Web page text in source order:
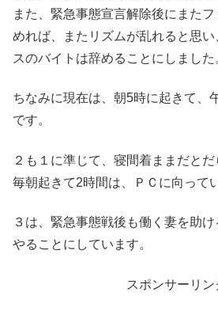
また、緊急事態宣言解除後にまた
めれば、またリズムが乱れると思
スのバイトは辞めることにしました
ちなみに現在は、朝5時に起きて、
です。
２も１に準じて、寝間着ままだとだ
毎朝起きて2時間は、ＰＣに向って
３は、緊急事態戦後も働く妻を助
やることにしています。
スポンサーリン